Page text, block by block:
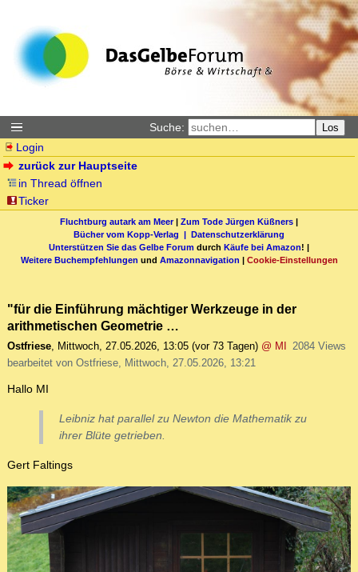
Suche: Los
Login
zurück zur Hauptseite
in Thread öffnen
Ticker
Fluchtburg autark am Meer| Zum Tode Jürgen Küßners |
Bücher vom Kopp-Verlag | Datenschutzerklärung
Unterstützen Sie das Gelbe Forum durch Käufe bei Amazon! |
Weitere Buchempfehlungen und Amazonnavigation | Cookie-Einstellungen
"für die Einführung mächtiger Werkzeuge in der
arithmetischen Geometrie …
Ostfriese, Mittwoch, 27.05.2026, 13:05 (vor 73 Tagen) @ MI
2084 Views
bearbeitet von Ostfriese, Mittwoch, 27.05.2026, 13:21
Hallo MI
Leibniz hat parallel zu Newton die Mathematik zu
ihrer Blüte getrieben.
Gert Faltings